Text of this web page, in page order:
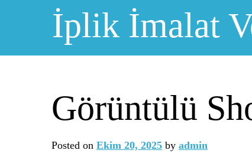
İplik İmalat
Görüntülü
Posted on Ekim 20, 2025 by admin